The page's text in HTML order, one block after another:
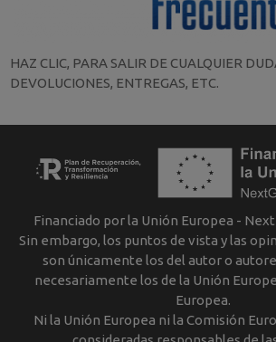
HAZ CLIC, PARA SALIR DE CUALQUIER
DEVOLUCIONES, ENTREGAS, ETC.
Financiado por la Unión Europea -
Sin embargo, los puntos de vista y las
son únicamente los del autor o
necesariamente los de la Unión
Europea.
Ni la Unión Europea ni la Comisión